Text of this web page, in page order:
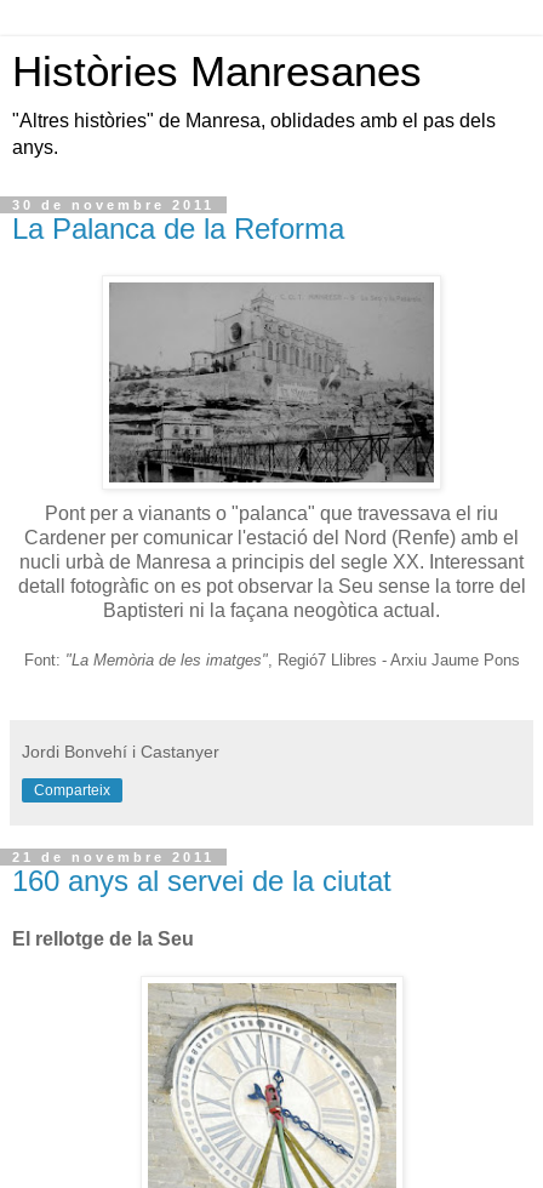
Històries Manresanes
"Altres històries" de Manresa, oblidades amb el pas dels
anys.
30 de novembre 2011
La Palanca de la Reforma
Pont per a vianants o "palanca" que travessava el riu
Cardener per comunicar l'estació del Nord (Renfe) amb el
nucli urbà de Manresa a principis del segle XX. Interessant
detall fotogràfic on es pot observar la Seu sense la torre del
Baptisteri ni la façana neogòtica actual.
Font: "La Memòria de les imatges", Regió7 Llibres - Arxiu Jaume Pons
Jordi Bonvehí i Castanyer
Comparteix
21 de novembre 2011
160 anys al servei de la ciutat
El rellotge de la Seu